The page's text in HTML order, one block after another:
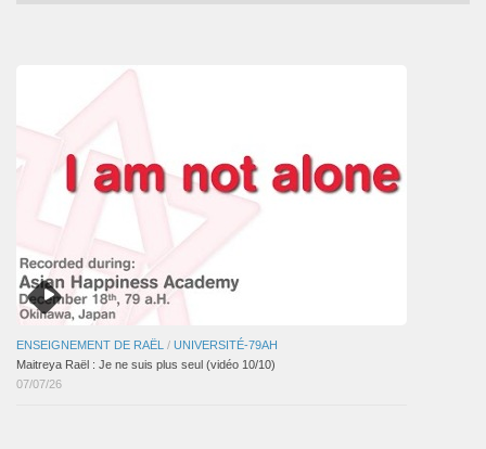
ENSEIGNEMENT DE RAËL / UNIVERSITÉ-79AH
Maitreya Raël : Je ne suis plus seul (vidéo 10/10)
07/07/26